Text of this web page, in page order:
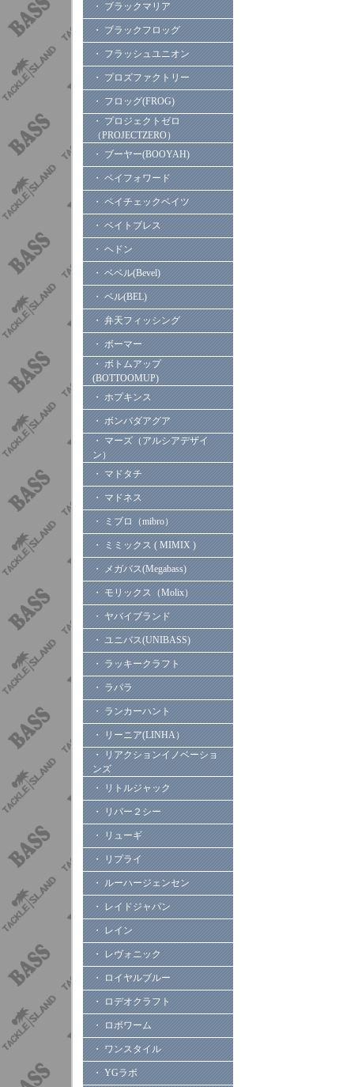
・ ブラックマリア
・ ブラックフロッグ
・ フラッシュユニオン
・ プロズファクトリー
・ フロッグ(FROG)
・ プロジェクトゼロ
（PROJECTZERO）
・ ブーヤー(BOOYAH)
・ ペイフォワード
・ ペイチェックベイツ
・ ベイトブレス
・ ヘドン
・ ベベル(Bevel)
・ ベル(BEL)
・ 弁天フィッシング
・ ボーマー
・ ボトムアップ
(BOTTOOMUP)
・ ホプキンス
・ ボンバダアグア
・ マーズ（アルシアデザイ
ン）
・ マドタチ
・ マドネス
・ ミブロ（mibro）
・ ミミックス ( MIMIX )
・ メガバス(Megabass)
・ モリックス（Molix）
・ ヤバイブランド
・ ユニバス(UNIBASS)
・ ラッキークラフト
・ ラパラ
・ ランカーハント
・ リーニア(LINHA）
・ リアクションイノベーショ
ンズ
・ リトルジャック
・ リバー２シー
・ リューギ
・ リプライ
・ ルーハージェンセン
・ レイドジャパン
・ レイン
・ レヴォニック
・ ロイヤルブルー
・ ロデオクラフト
・ ロボワーム
・ ワンスタイル
・ YGラボ